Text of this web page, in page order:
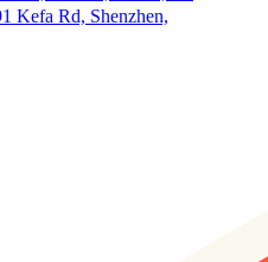
Kefa Rd, Shenzhen,